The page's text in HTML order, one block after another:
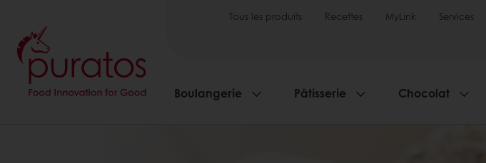
Tous les produits Recettes MyLink Services
Boulangerie Pâtisserie Chocolat